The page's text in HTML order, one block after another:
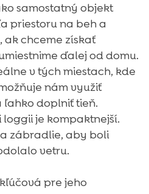
samostatný objekt
priestoru na beh a
ak chceme získať
ďalej od domu.
v tých miestach, kde
nám využiť
ľahko doplniť tieň.
je kompaktnejší.
zábradlie, aby boli
vetru.
pre jeho